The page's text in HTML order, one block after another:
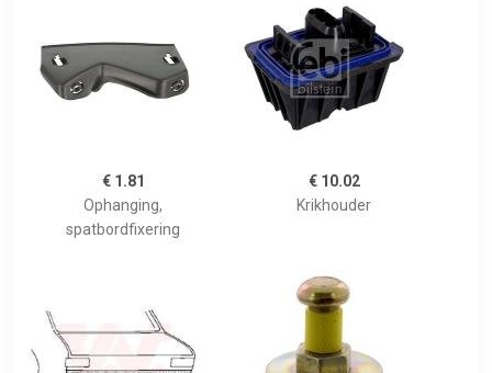
€ 1.81
Ophanging,
spatbordfixering
€ 10.02
Krikhouder